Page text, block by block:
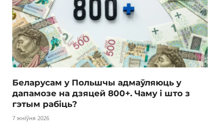
Беларусам у Польшчы адмаўляюць у
дапамозе на дзяцей 800+. Чаму і што з
гэтым рабіць?
7 жніўня 2026